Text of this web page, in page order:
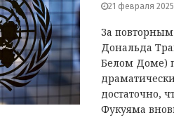
21 февраля
За
Дональда
Белом Доме)
достаточно,
Фукуяма